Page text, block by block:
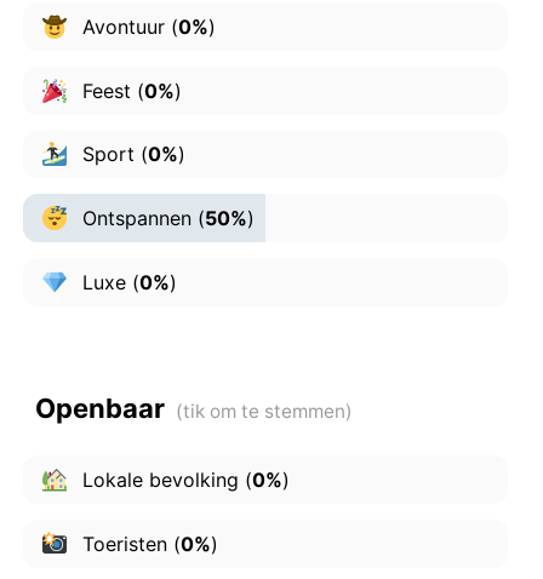
Avontuur(0%)
Feest (0%)
Sport (0%)
Ontspannen(50%)
Luxe(0%)
Openbaar
Lokale bevolking (0%)
Toeristen(0%)